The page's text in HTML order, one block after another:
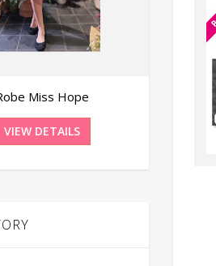
cuir à motif 46 x 100
VIEW DETAILS